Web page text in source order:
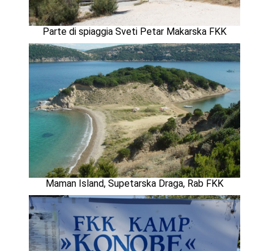
Parte di spiaggia Sveti Petar Makarska FKK
Maman Island, Supetarska Draga, Rab FKK